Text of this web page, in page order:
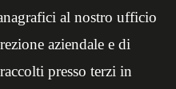
al nostro ufficio
aziendale e di
presso terzi in